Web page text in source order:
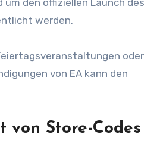
den offiziellen Launch des
werden.
oder
von EA kann den
Store-Codes